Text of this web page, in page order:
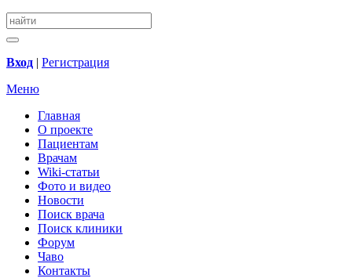
Вход | Регистрация
Меню
Главная
О проекте
Пациентам
Врачам
Wiki-статьи
Фото и видео
Новости
Поиск врача
Поиск клиники
Форум
Чаво
Контакты